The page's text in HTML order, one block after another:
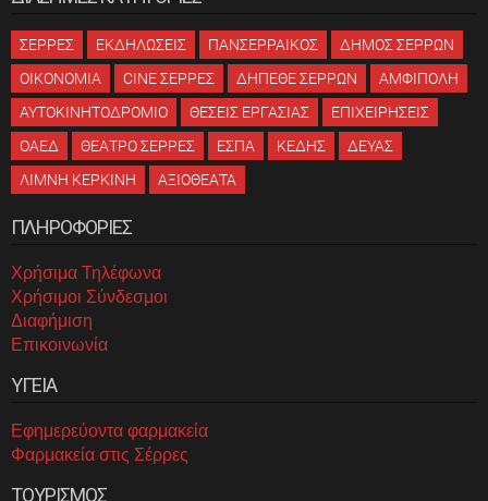
ΣΕΡΡΕΣ ΕΚΔΗΛΩΣΕΙΣ ΠΑΝΣΕΡΡΑΙΚΟΣ
ΔΗΜΟΣ ΣΕΡΡΩΝ
ΟΙΚΟΝΟΜΙΑ
CINE ΣΕΡΡΕΣ ΔΗΠΕΘΕ ΣΕΡΡΩΝ
ΑΜΦΙΠΟΛΗ
ΑΥΤΟΚΙΝΗΤΟΔΡΟΜΙΟ
ΘΕΣΕΙΣ ΕΡΓΑΣΙΑΣ
ΕΠΙΧΕΙΡΗΣΕΙΣ
ΟΑΕΔ
ΘΕΑΤΡΟ ΣΕΡΡΕΣ ΕΣΠΑ ΚΕΔΗΣ
ΔΕΥΑΣ
ΛΙΜΝΗ ΚΕΡΚΙΝΗ
ΑΞΙΟΘΕΑΤΑ
ΠΛΗΡΟΦΟΡΙΕΣ
Χρήσιμα Τηλέφωνα
Χρήσιμοι Σύνδεσμοι
Διαφήμιση
Επικοινωνία
ΥΓΕΙΑ
Εφημερεύοντα φαρμακεία
Φαρμακεία στις Σέρρες
ΤΟΥΡΙΣΜΟΣ